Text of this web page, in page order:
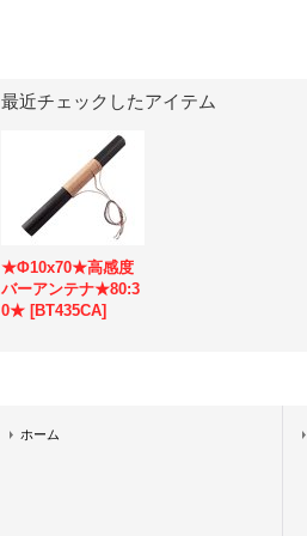
最近チェックしたアイテム
★Φ10x70★高感度
バーアンテナ★80:3
0★ [BT435CA]
ホーム